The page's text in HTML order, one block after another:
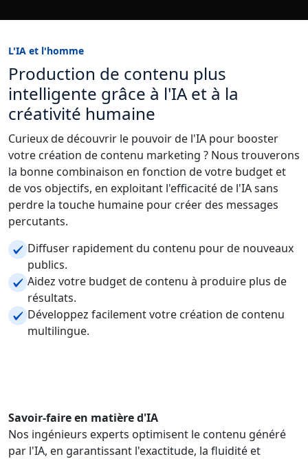
L'IA et l'homme
Production de contenu plus
intelligente grâce à l'IA et à la
créativité humaine
Curieux de découvrir le pouvoir de l'IA pour booster
votre création de contenu marketing ? Nous trouverons
la bonne combinaison en fonction de votre budget et
de vos objectifs, en exploitant l'efficacité de l'IA sans
perdre la touche humaine pour créer des messages
percutants.
Diffuser rapidement du contenu pour de nouveaux
publics.
Aidez votre budget de contenu à produire plus de
résultats.
Développez facilement votre création de contenu
multilingue.
Savoir-faire en matière d'IA
Nos ingénieurs experts optimisent le contenu généré
par l'IA, en garantissant l'exactitude, la fluidité et